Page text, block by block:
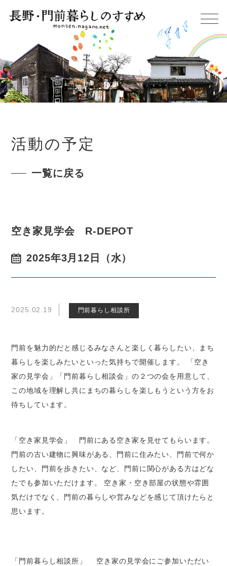
活動の予定
一覧に戻る
空き家見学会 R-DEPOT
2025年3月12日（水）
2025.02.19 門前暮らし相談所
門前を魅力的だと感じるみなさんと楽しく暮らしたい、まち
暮らしを楽しみたいといった気持ちで開催します。 「空き
家の見学会」「門前暮らし相談会」の２つの会を用意して、
この地域を理解し共にまちの暮らしを楽しもうという方をお
待ちしています。
「空き家見学会」 門前にある空き家を見せてもらいます。
門前の古い建物に興味がある、門前に住みたい、門前で何か
したい、門前を歩きたい、など、門前に関心がある方はどな
たでも参加いただけます。 空き家・空き部屋の状態や雰囲
気だけでなく、門前の暮らしや営みなどを感じて頂けたらと
思います。
「門前暮らし相談所」 空き家の見学会にご参加いただい